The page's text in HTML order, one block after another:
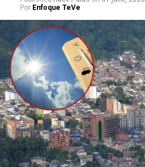
Por Enfoque TeVe